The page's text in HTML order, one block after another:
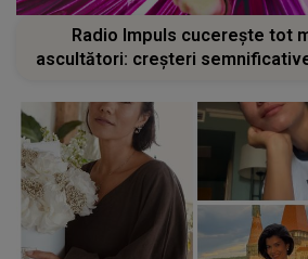
Radio Impuls cucerește tot
ascultători: creșteri